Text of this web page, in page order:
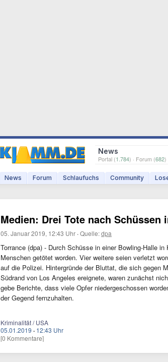
News
Portal (1.784) · Forum (682)
News Forum Schlaufuchs Community
Medien: Drei Tote nach Schüssen
05. Januar 2019, 12:43 Uhr ·Quelle:dpa
Torrance (dpa) - Durch Schüsse in einer Bowling-Halle
Menschen getötet worden. Vier weitere seien verletzt
auf die Polizei. Hintergründe der Bluttat, die sich gegen
Südrand von Los Angeles ereignete, waren zunächst
gebe Berichte, dass viele Opfer niedergeschossen
der Gegend fernzuhalten.
Kriminalität / USA
05.01.2019 · 12:43 Uhr
[0 Kommentare]